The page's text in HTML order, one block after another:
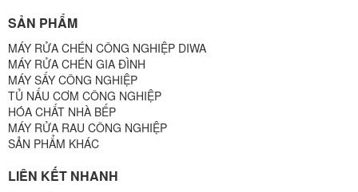
SẢN PHẨM
MÁY RỬA CHÉN CÔNG NGHIỆP DIWA
MÁY RỬA CHÉN GIA ĐÌNH
MÁY SẤY CÔNG NGHIỆP
TỦ NẤU CƠM CÔNG NGHIỆP
HÓA CHẤT NHÀ BẾP
MÁY RỬA RAU CÔNG NGHIỆP
SẢN PHẨM KHÁC
LIÊN KẾT NHANH